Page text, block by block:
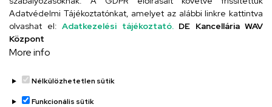
DE telefonkönyvében| Súgó|Hibabejelentés
Adatvédelmi Tájékoztatónkat, amelyet az alábbi linkre kattintva
olvashat el: Adatkezelési tájékoztató. DE Kancellária WAV
Központ
More info
Nélkülözhetetlen sütik
Funkcionális sütik